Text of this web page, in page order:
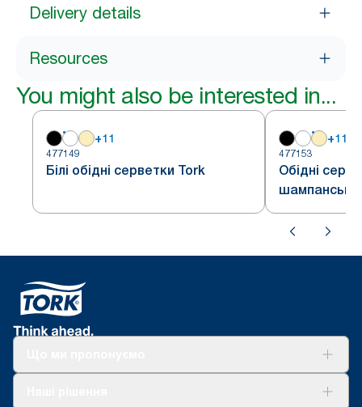
Delivery details
Resources
You might also be interested in...
+11
477149
Білі обідні серветки Tork
+11
477153
Обідні